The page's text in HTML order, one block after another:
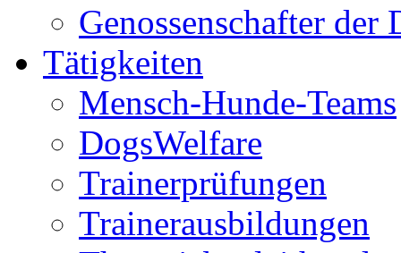
Genossenschafter
Tätigkeiten
Mensch-Hunde-Teams
DogsWelfare
Trainerprüfungen
Trainerausbildungen